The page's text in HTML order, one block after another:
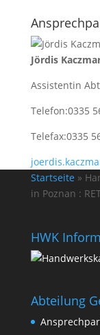
Jördis
Assistentin
Telefon:0335
Telefax:0335
Startseite »
in Poznan :
HWK
Abteilung